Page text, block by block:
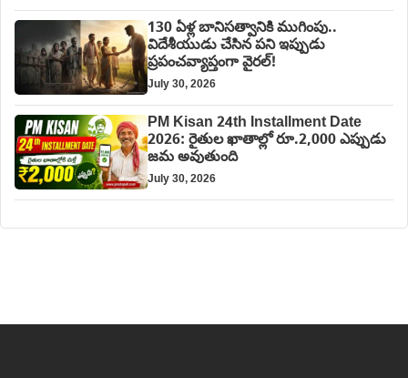
130 ఏళ్ల బానిసత్వానికి ముగింపు..
విదేశీయుడు చేసిన పని ఇప్పుడు
ప్రపంచవ్యాప్తంగా వైరల్!
July 30, 2026
PM Kisan 24th Installment Date
2026: రైతుల ఖాతాల్లో రూ.2,000 ఎప్పుడు
జమ అవుతుంది
July 30, 2026